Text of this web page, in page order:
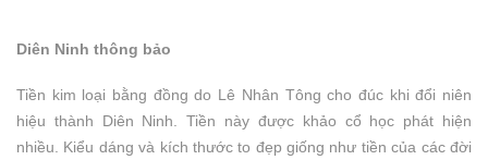
Diên Ninh thông bảo
Tiền kim loại bằng đồng do Lê Nhân Tông cho đúc khi đổi niên
hiệu thành Diên Ninh. Tiền này được khảo cổ học phát hiện
nhiều. Kiểu dáng và kích thước to đẹp giống như tiền của các đời